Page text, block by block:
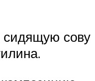
сидящую сову